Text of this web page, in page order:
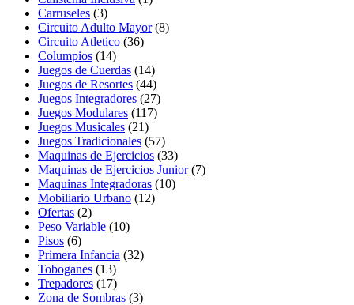
Carruseles (3)
Circuito Adulto Mayor (8)
Circuito Atletico (36)
Columpios (14)
Juegos de Cuerdas (14)
Juegos de Resortes (44)
Juegos Integradores (27)
Juegos Modulares (117)
Juegos Musicales (21)
Juegos Tradicionales (57)
Maquinas de Ejercicios (33)
Maquinas de Ejercicios Junior (7)
Maquinas Integradoras (10)
Mobiliario Urbano (12)
Ofertas (2)
Peso Variable (10)
Pisos (6)
Primera Infancia (32)
Toboganes (13)
Trepadores (17)
Zona de Sombras (3)